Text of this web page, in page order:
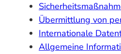
Übermittlung von
Internationale
Allgemeine